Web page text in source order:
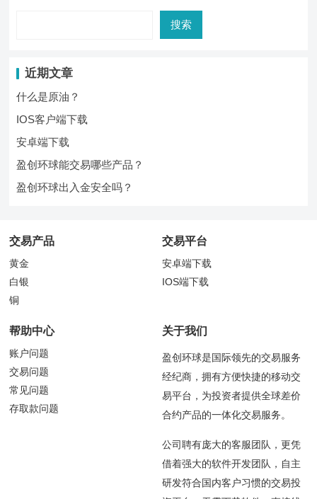
搜索
近期文章
什么是原油？
IOS客户端下载
安卓端下载
盈创环球能交易哪些产品？
盈创环球出入金安全吗？
交易产品
黄金
白银
铜
交易平台
安卓端下载
IOS端下载
帮助中心
账户问题
交易问题
常见问题
存取款问题
关于我们
盈创环球是国际领先的交易服务
经纪商，拥有方便快捷的移动交
易平台，为投资者提供全球差价
合约产品的一体化交易服务。
公司聘有庞大的客服团队，更凭
借着强大的软件开发团队，自主
研发符合国内客户习惯的交易投